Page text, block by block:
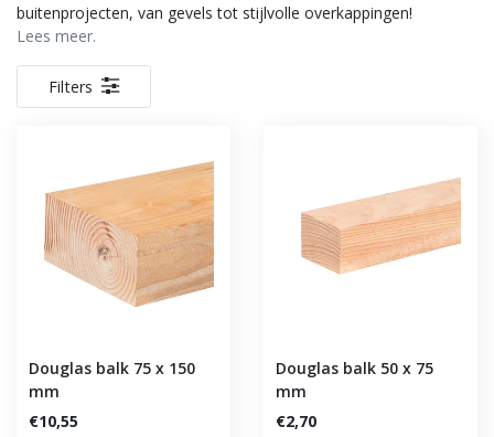
buitenprojecten, van gevels tot stijlvolle overkappingen!
Lees meer.
Filters
Douglas balk 75 x 150
mm
€10,55
Douglas balk 50 x 75
mm
€2,70